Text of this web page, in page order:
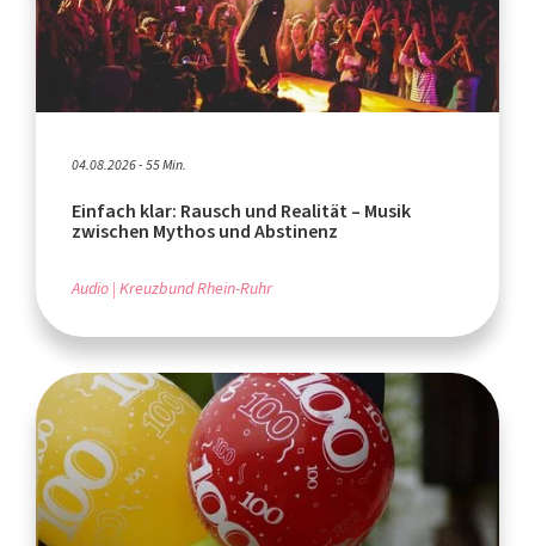
04.08.2026 - 55 Min.
Einfach klar: Rausch und Realität – Musik
zwischen Mythos und Abstinenz
Audio Kreuzbund Rhein-Ruhr